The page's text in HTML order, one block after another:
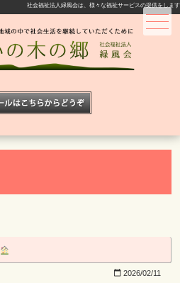
社会福祉法人緑風会は、様々な福祉サービスの提供をします
calendar_today 2026/02/11